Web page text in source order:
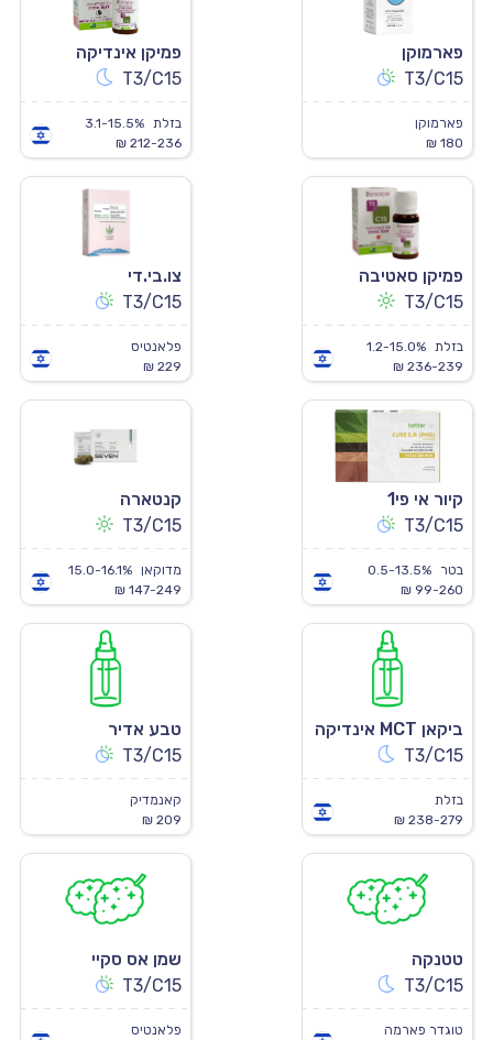
פארמוקן
T3/C15
פארמוקן
180 ₪
פמיקן אינדיקה
T3/C15
בזלת 3.1-15.5%
212-236 ₪
פמיקן סאטיבה
T3/C15
בזלת 1.2-15.0%
236-239 ₪
צו.בי.די
T3/C15
פלאנטיס
229 ₪
קיור אי פי1
T3/C15
בטר
0.5-13.5%
99-260 ₪
קנטארה
T3/C15
מדוקאן
15.0-16.1%
147-249 ₪
ביקאן MCT אינדיקה
T3/C15
בזלת
238-279 ₪
טבע אדיר
T3/C15
קאנמדיק
209 ₪
טטנקה
T3/C15
טוגדר פארמה
שמן אס סקיי
T3/C15
פלאנטיס